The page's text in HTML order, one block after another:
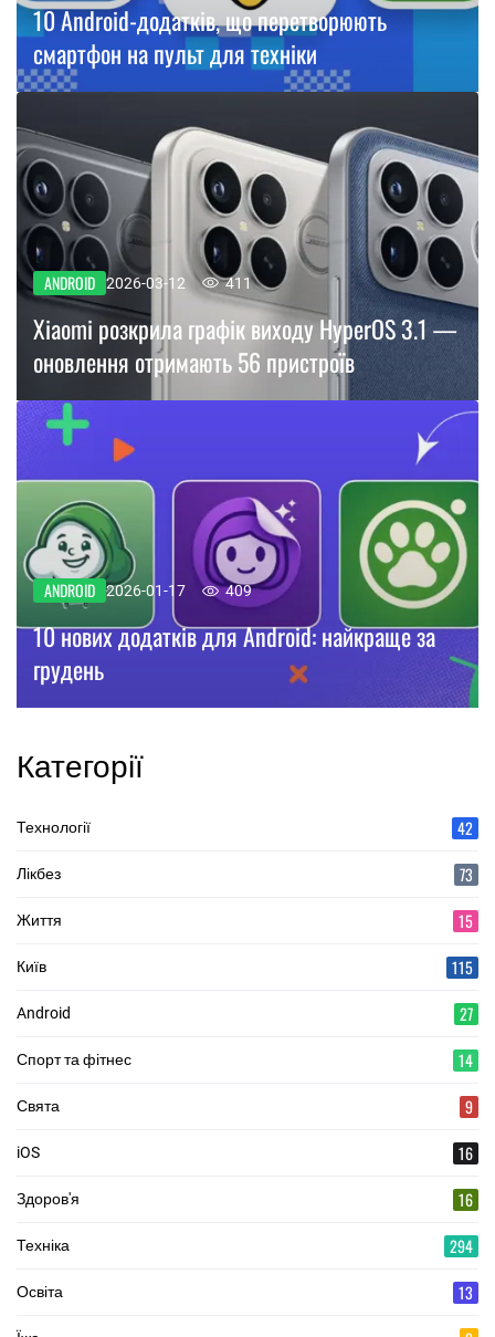
10 Android-додатків, що перетворюють
смартфон на пульт для техніки
ANDROID 2026-03-12 411
Xiaomi розкрила графік виходу HyperOS 3.1 —
оновлення отримають 56 пристроїв
ANDROID 2026-01-17 409
10 нових додатків для Android: найкраще за
грудень
Категорії
Технології 42
Лікбез 73
Життя 15
Київ 115
Android 27
Спорт та фітнес 14
Свята 9
iOS 16
Здоров'я 16
Техніка 294
Освіта 13